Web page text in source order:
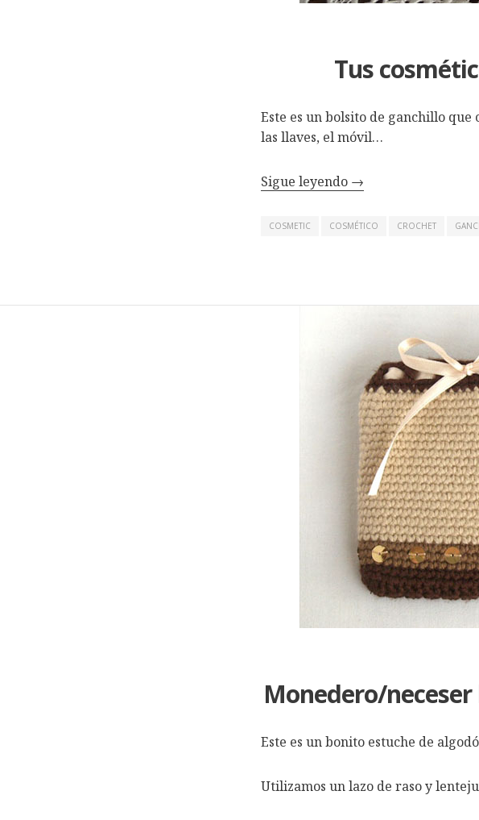
Tus
Este es un bolsito de ganchillo
las llaves, el móvil…
Sigue leyendo →
COSMETIC COSMÉTICO CROCHET
Monedero/
Este es un bonito estuche de
Utilizamos un lazo de raso y